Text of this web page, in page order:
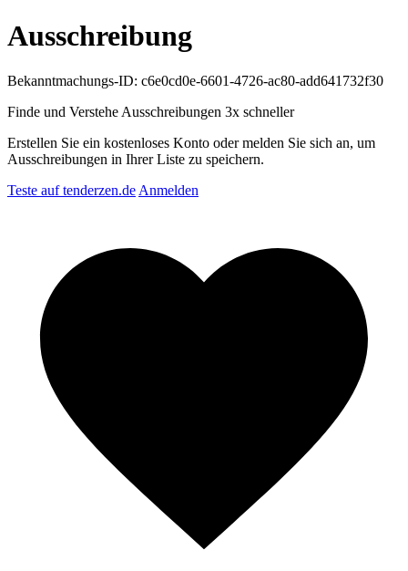
Ausschreibung
Bekanntmachungs-ID: c6e0cd0e-6601-4726-ac80-add641732f30
Finde und Verstehe Ausschreibungen 3x schneller
Erstellen Sie ein kostenloses Konto oder melden Sie sich an, um
Ausschreibungen in Ihrer Liste zu speichern.
Teste auf tenderzen.de Anmelden